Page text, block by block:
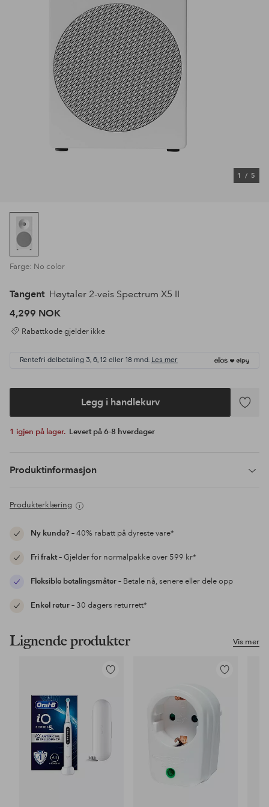
1 / 5
Farge: No color
Tangent Høytaler 2-veis Spectrum X5 II
4,299 NOK
Rabattkode gjelder ikke
Rentefri delbetaling 3, 6, 12 eller 18 mnd. Les mer
Legg i handlekurv
Legg
1 igjen på lager. Levert på 6-8 hverdager
Produktinformasjon
Produkterklæring
Ny kunde?– 40% rabatt på dyreste vare*
Fri frakt– Gjelder for normalpakke over 599 kr*
Fleksible betalingsmåter– Betale nå, senere eller dele opp
Enkel retur– 30 dagers returrett*
Vis mer
Lignende produkter
Legg
favoritter
Legg
favoritter